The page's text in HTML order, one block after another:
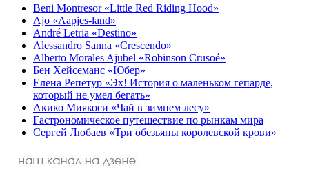
Beni Montresor «Little Red Riding Hood»
Ajo «Aapjes-land»
André Letria «Destino»
Alessandro Sanna «Crescendo»
Alberto Morales Ajubel «Robinson Crusoé»
Бен Хейсеманс «Юбер»
Елена Репетур «Эх! История о маленьком гепарде,
который не умел бегать»
Акико Миякоси «Чай в зимнем лесу»
Гастрономическое путешествие по рынкам мира
Сергей Любаев «Три обезьяны королевской крови»